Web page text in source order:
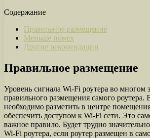
Содержание
Правильное размещение
Меньше помех
Другие рекомендации
Правильное размещение
Уровень сигнала Wi-Fi роутера во многом
правильного размещения самого роутера.
необходимо разметить в центре
обеспечить доступом к Wi-Fi сети. Это
важное правило. Будет трудно
Wi-Fi роутера, если роутер размещен в